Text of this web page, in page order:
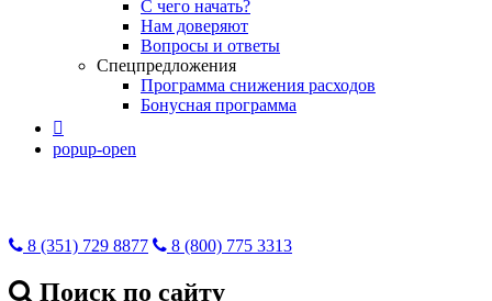
С чего начать?
Нам доверяют
Вопросы и ответы
Спецпредложения
Программа снижения расходов
Бонусная программа

popup-open
8 (351) 729 8877 8 (800) 775 3313
Поиск по сайту